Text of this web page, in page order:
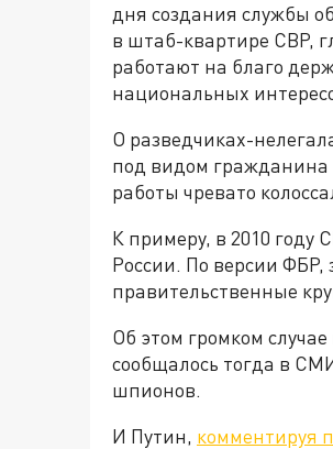
дня создания службы
в штаб-квартире СВР,
работают на благо
национальных
О разведчиках-
под видом гражданина
работы чревато
К примеру, в 2010 году
России. По версии ФБР,
правительственные
Об этом громком
сообщалось тогда в
шпионов.
И Путин, комментируя